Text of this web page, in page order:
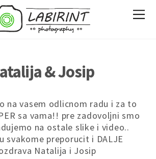
& Josip
na vasem odlicnom radu i za to
sa vama!! pre zadovoljni smo
na ostale slike i video..
svakome preporucit i DALJE
Natalija i Josip